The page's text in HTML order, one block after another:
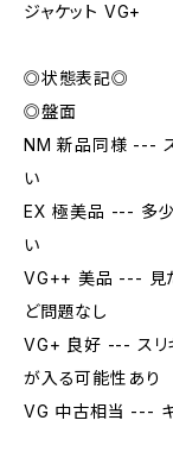
ジャケット VG+
◎状態表記◎
◎盤面
NM 新品同様 --- ス
い
EX 極美品 --- 多少
い
VG++ 美品 --- 見
ど問題なし
VG+ 良好 --- スリ
が入る可能性あり
VG 中古相当 --- キ